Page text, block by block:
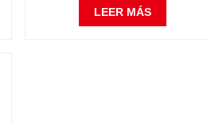
de microbiología, incubadora de
temperatura
LEER MÁS